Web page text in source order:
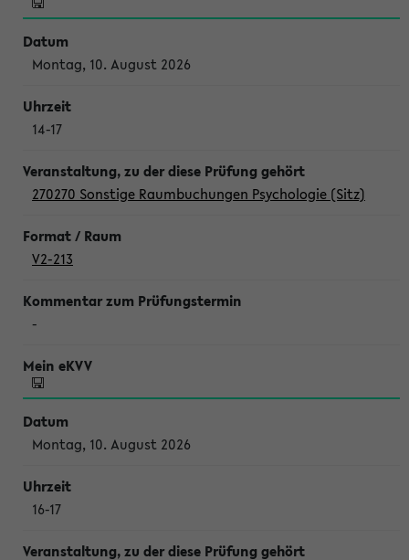
Montag, 10. August 2026
14-17
270270 Sonstige Raumbuchungen Psychologie (Sitz)
V2-213
-
Montag, 10. August 2026
16-17